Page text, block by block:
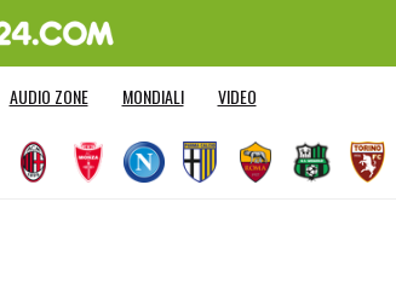
AUDIO ZONE MONDIALI VIDEO